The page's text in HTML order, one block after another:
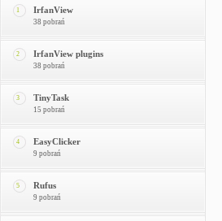
1 IrfanView
38 pobrań
2 IrfanView plugins
38 pobrań
3 TinyTask
15 pobrań
4 EasyClicker
9 pobrań
5 Rufus
9 pobrań